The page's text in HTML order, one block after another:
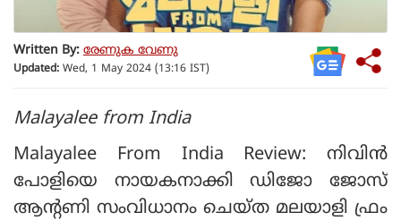
Written By: രേണുക വേണു
Updated: Wed, 1 May 2024 (13:16 IST)
Malayalee from India
Malayalee From India Review: നിവിന്‍
പോളിയെ നായകനാക്കി ഡിജോ ജോസ്
ആന്റണി സംവിധാനം ചെയ്ത മലയാളി ഫ്രം